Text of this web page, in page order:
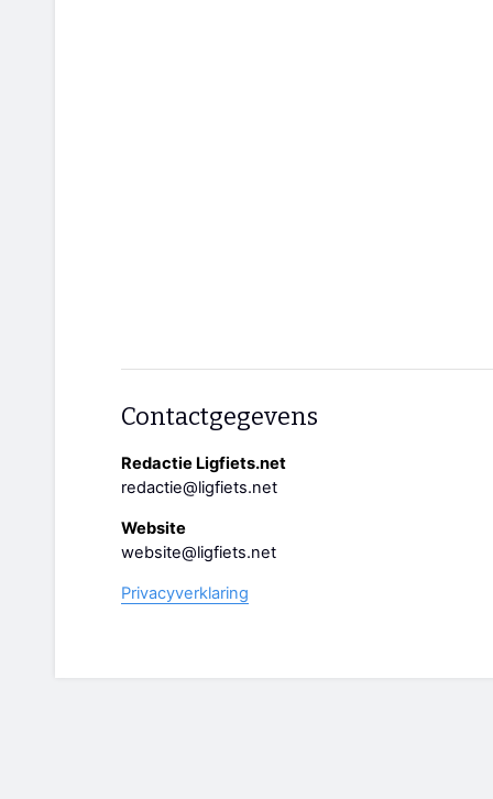
Contactgegevens
Redactie Ligfiets.net
redactie@ligfiets.net
Website
website@ligfiets.net
Privacyverklaring